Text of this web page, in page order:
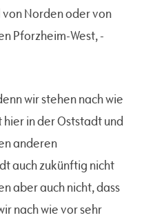
Norden oder von
Pforzheim-West, -
wir stehen nach wie
in der Oststadt und
anderen
auch zukünftig nicht
aber auch nicht, dass
nach wie vor sehr